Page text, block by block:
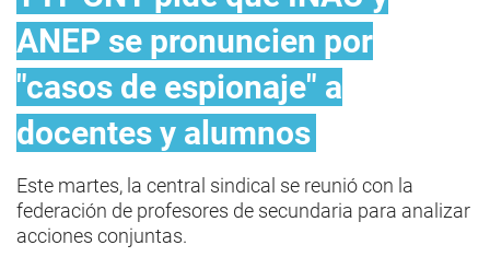
ANEP se pronuncien por
"casos de espionaje" a
docentes y alumnos
Este martes, la central sindical se reunió con la
federación de profesores de secundaria para analizar
acciones conjuntas.